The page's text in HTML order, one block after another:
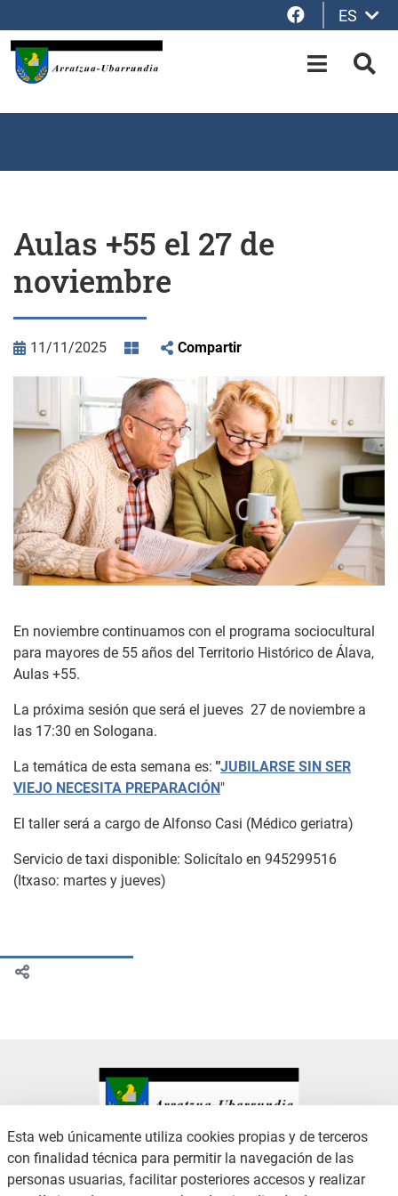
Facebook
ES
OPEN-
Aulas +55 el 27 de
noviembre
11/11/2025 Compartir
En noviembre continuamos con el programa sociocultural
para mayores de 55 años del Territorio Histórico de Álava,
Aulas +55.
La próxima sesión que será el jueves 27 de noviembre a
las 17:30 en Sologana.
La temática de esta semana es: "JUBILARSE SIN SER
VIEJO NECESITA PREPARACIÓN"
El taller será a cargo de Alfonso Casi (Médico geriatra)
Servicio de taxi disponible: Solicítalo en 945299516
(Itxaso: martes y jueves)
Esta web únicamente utiliza cookies propias y de terceros
con finalidad técnica para permitir la navegación de las
personas usuarias, facilitar posteriores accesos y realizar